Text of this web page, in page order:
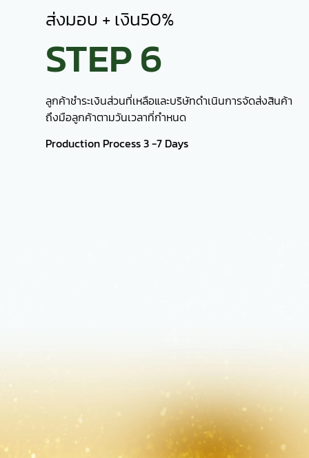
Production Process 3 -7 Days